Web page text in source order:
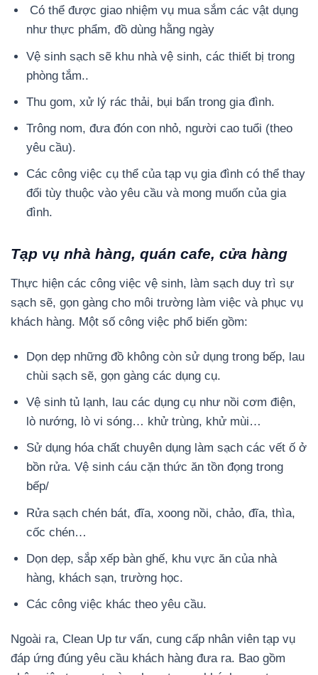
Có thể được giao nhiệm vụ mua sắm các vật dụng
như thực phẩm, đồ dùng hằng ngày
Vệ sinh sạch sẽ khu nhà vệ sinh, các thiết bị trong
phòng tắm..
Thu gom, xử lý rác thải, bụi bẩn trong gia đình.
Trông nom, đưa đón con nhỏ, người cao tuổi (theo
yêu cầu).
Các công việc cụ thể của tạp vụ gia đình có thể thay
đổi tùy thuộc vào yêu cầu và mong muốn của gia
đình.
Tạp vụ nhà hàng, quán cafe, cửa hàng
Thực hiện các công việc vệ sinh, làm sạch duy trì sự
sạch sẽ, gọn gàng cho môi trường làm việc và phục vụ
khách hàng. Một số công việc phổ biến gồm:
Dọn dẹp những đồ không còn sử dụng trong bếp, lau
chùi sạch sẽ, gọn gàng các dụng cụ.
Vệ sinh tủ lạnh, lau các dụng cụ như nồi cơm điện,
lò nướng, lò vi sóng… khử trùng, khử mùi…
Sử dụng hóa chất chuyên dụng làm sạch các vết ố ở
bồn rửa. Vệ sinh cáu cặn thức ăn tồn đọng trong
bếp/
Rửa sạch chén bát, đĩa, xoong nồi, chảo, đĩa, thìa,
cốc chén…
Dọn dẹp, sắp xếp bàn ghế, khu vực ăn của nhà
hàng, khách sạn, trường học.
Các công việc khác theo yêu cầu.
Ngoài ra, Clean Up tư vấn, cung cấp nhân viên tạp vụ
đáp ứng đúng yêu cầu khách hàng đưa ra. Bao gồm